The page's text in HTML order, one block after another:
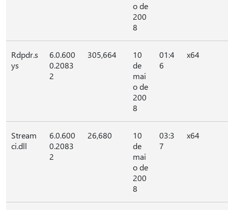
o de
200
8
Rdpdr.s
ys
6.0.600
0.2083
2
305,664
10
de
mai
o de
200
8
01:4
6
x64
Stream
ci.dll
6.0.600
0.2083
2
26,680
10
de
mai
o de
200
8
03:3
7
x64